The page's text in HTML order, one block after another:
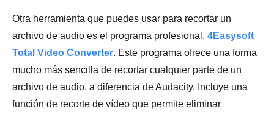
Otra herramienta que puedes usar para recortar un
archivo de audio es el programa profesional. 4Easysoft
Total Video Converter. Este programa ofrece una forma
mucho más sencilla de recortar cualquier parte de un
archivo de audio, a diferencia de Audacity. Incluye una
función de recorte de vídeo que permite eliminar